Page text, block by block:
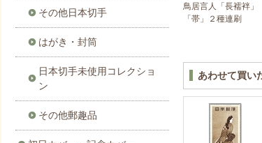
鳥居言人「長襦袢」
「帯」２種連刷
あわせて買い
その他日本切手
はがき・封筒
日本切手未使用コレクショ
ン
その他郵趣品